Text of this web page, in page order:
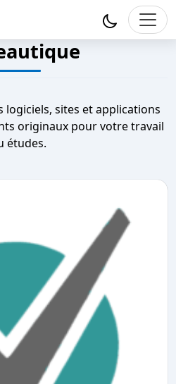
logiciels, sites et applications
originaux pour votre travail
études.